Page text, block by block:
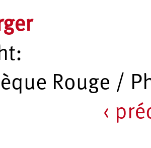
Rouge /
‹